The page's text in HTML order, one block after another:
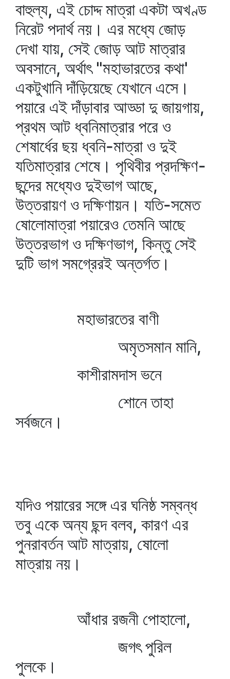
বাহুল্য, এই চোদ্দ মাত্রা একটা অখণ্ড
নিরেট পদার্থ নয়। এর মধ্যে জোড়
দেখা যায়, সেই জোড় আট মাত্রার
অবসানে, অর্থাৎ "মহাভারতের কথা'
একটুখানি দাঁড়িয়েছে যেখানে এসে।
পয়ারে এই দাঁড়াবার আড্ডা দু জায়গায়,
প্রথম আট ধ্বনিমাত্রার পরে ও
শেষার্ধের ছয় ধ্বনি-মাত্রা ও দুই
যতিমাত্রার শেষে। পৃথিবীর প্রদক্ষিণ-
ছন্দের মধ্যেও দুইভাগ আছে,
উত্তরায়ণ ও দক্ষিণায়ন। যতি-সমেত
ষোলোমাত্রা পয়ারেও তেমনি আছে
উত্তরভাগ ও দক্ষিণভাগ, কিন্তু সেই
দুটি ভাগ সমগ্রেরই অন্তর্গত।
মহাভারতের বাণী
অমৃতসমান মানি,
কাশীরামদাস ভনে
শোনে তাহা
সর্বজনে।
যদিও পয়ারের সঙ্গে এর ঘনিষ্ঠ সম্বন্ধ
তবু একে অন্য ছন্দ বলব, কারণ এর
পুনরাবর্তন আট মাত্রায়, ষোলো
মাত্রায় নয়।
আঁধার রজনী পোহালো,
জগৎ পুরিল
পুলকে।